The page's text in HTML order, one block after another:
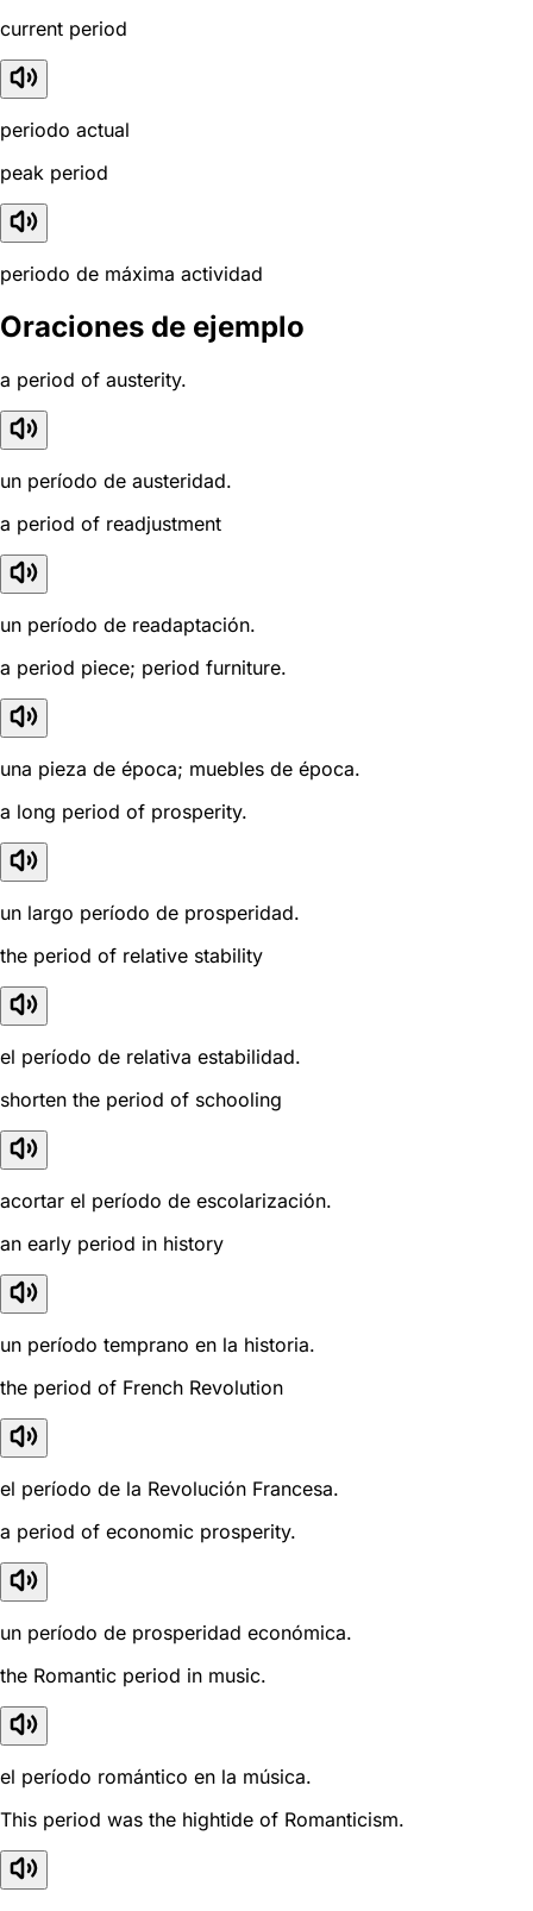
current period
periodo actual
peak period
periodo de máxima actividad
Oraciones de ejemplo
a period of austerity.
un período de austeridad.
a period of readjustment
un período de readaptación.
a period piece; period furniture.
una pieza de época; muebles de época.
a long period of prosperity.
un largo período de prosperidad.
the period of relative stability
el período de relativa estabilidad.
shorten the period of schooling
acortar el período de escolarización.
an early period in history
un período temprano en la historia.
the period of French Revolution
el período de la Revolución Francesa.
a period of economic prosperity.
un período de prosperidad económica.
the Romantic period in music.
el período romántico en la música.
This period was the hightide of Romanticism.